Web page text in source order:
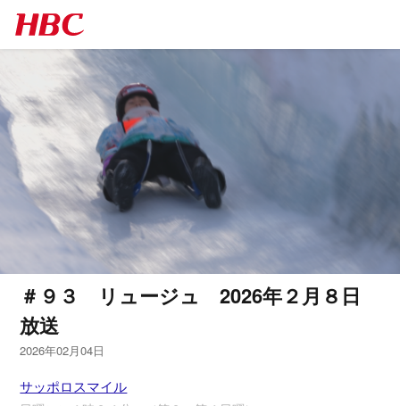
＃９３ リュージュ 2026年２月８日
放送
2026年02月04日
サッポロスマイル